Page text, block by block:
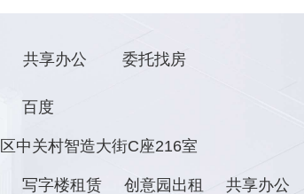
共享办公 委托找房
百度
中关村智造大街C座216室
写字楼租赁 创意园出租 共享办公